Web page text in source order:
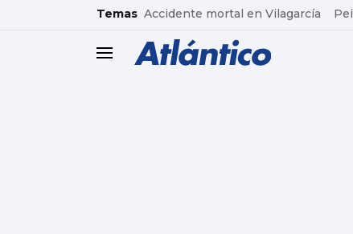
common.go-to-content
Temas Accidente mortal en Vilagarcía
header.menu.open